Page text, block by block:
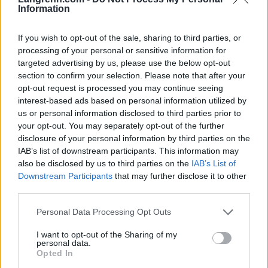
Information
If you wish to opt-out of the sale, sharing to third parties, or
processing of your personal or sensitive information for
targeted advertising by us, please use the below opt-out
section to confirm your selection. Please note that after your
opt-out request is processed you may continue seeing
interest-based ads based on personal information utilized by
us or personal information disclosed to third parties prior to
your opt-out. You may separately opt-out of the further
disclosure of your personal information by third parties on the
IAB’s list of downstream participants. This information may
also be disclosed by us to third parties on the IAB’s List of
Downstream Participants that may further disclose it to other
Please note that this website/app uses one or more Google
not limited to your visit or usage behaviour. You may click to
grant or deny consent to Google and its third-party tags to
use your data for below specified purposes in below Google
Personal Data Processing Opt Outs
I want to opt-out of the Sharing of my
personal data.
Opted In
semifinalen, var Elden sjanseløs i det sterke
søndagens sprint, og styrket helt klart sine
muligheter til VM-start i Lahti. Sprinttrener
Hallstein Bøgseth var godt fornøyd med innsatsen
til de to guttene på Team Acceptcard: «De beviste
at de er i form, og at de kan være med å kjempe helt
i toppen». Langrenn.com mener de siste ukers
internasjonale resultater av Elden og Verdenius
bør gi plass i VM-troppen.
Jan Jacob Verdenius ble utslått i semifinalen,